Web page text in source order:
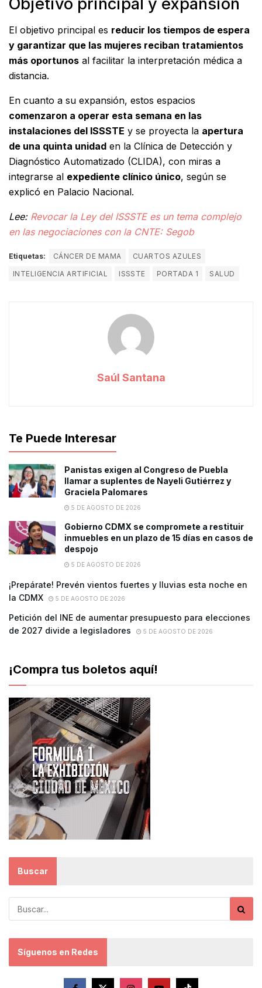
El objetivo principal es reducir los tiempos de espera
y garantizar que las mujeres reciban tratamientos
más oportunos al facilitar la interpretación médica a
distancia.
En cuanto a su expansión, estos espacios
comenzaron a operar esta semana en las
instalaciones del ISSSTE y se proyecta la apertura
de una quinta unidad en la Clínica de Detección y
Diagnóstico Automatizado (CLIDA), con miras a
integrarse al expediente clínico único, según se
explicó en Palacio Nacional.
Lee: Revocar la Ley del ISSSTE es un tema complejo
en las negociaciones con la CNTE: Segob
Etiquetas: CÁNCER DE MAMA
CUARTOS AZULES
INTELIGENCIA ARTIFICIAL
ISSSTE PORTADA 1 SALUD
Saúl Santana
Te Puede Interesar
Panistas exigen al Congreso de Puebla
llamar a suplentes de Nayeli Gutiérrez y
Graciela Palomares
5 DE AGOSTO DE 2026
Gobierno CDMX se compromete a restituir
inmuebles en un plazo de 15 días en casos de
despojo
5 DE AGOSTO DE 2026
¡Prepárate! Prevén vientos fuertes y lluvias esta noche en
la CDMX
5 DE AGOSTO DE 2026
Petición del INE de aumentar presupuesto para elecciones
de 2027 divide a legisladores
5 DE AGOSTO DE 2026
¡Compra tus boletos aquí!
Buscar
Síguenos en Redes